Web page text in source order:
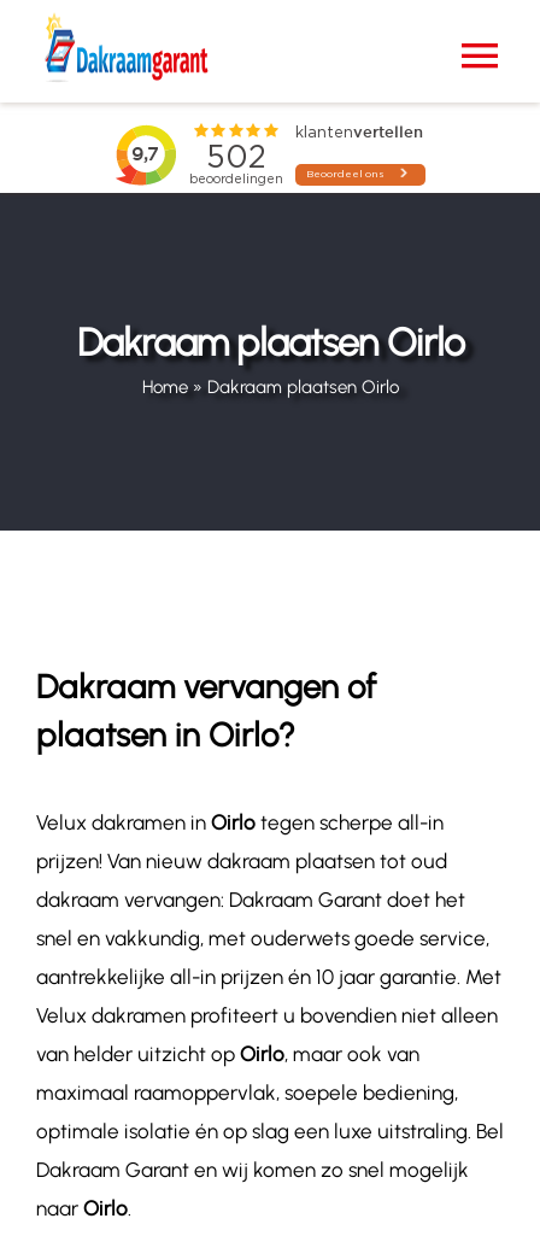
Blogs
Dakraam plaatsen Oirlo
Home» Dakraam plaatsen Oirlo
Dakraam vervangen of
plaatsen in Oirlo?
Velux dakramen in Oirlo tegen scherpe all-in
prijzen! Van nieuw dakraam plaatsen tot oud
dakraam vervangen: Dakraam Garant doet het
snel en vakkundig, met ouderwets goede service,
aantrekkelijke all-in prijzen én 10 jaar garantie. Met
Velux dakramen profiteert u bovendien niet alleen
van helder uitzicht op Oirlo, maar ook van
maximaal raamoppervlak, soepele bediening,
optimale isolatie én op slag een luxe uitstraling. Bel
Dakraam Garant en wij komen zo snel mogelijk
naar Oirlo.